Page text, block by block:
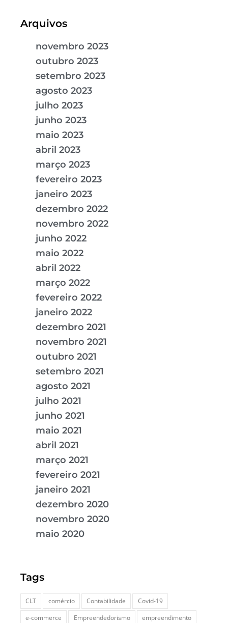
Arquivos
novembro 2023
outubro 2023
setembro 2023
agosto 2023
julho 2023
junho 2023
maio 2023
abril 2023
março 2023
fevereiro 2023
janeiro 2023
dezembro 2022
novembro 2022
junho 2022
maio 2022
abril 2022
março 2022
fevereiro 2022
janeiro 2022
dezembro 2021
novembro 2021
outubro 2021
setembro 2021
agosto 2021
julho 2021
junho 2021
maio 2021
abril 2021
março 2021
fevereiro 2021
janeiro 2021
dezembro 2020
novembro 2020
maio 2020
Tags
CLT comércio Contabilidade
Covid-19
e-commerce
Empreendedorismo
empreendimento